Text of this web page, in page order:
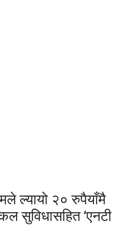
ल्यायो २० रुपैयाँमै
सुविधासहित ‘एनटी